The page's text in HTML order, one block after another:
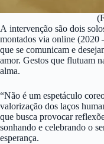
A intervenção são dois
montados via online (2020
que se comunicam e
amor. Gestos que flutuam
alma.
“Não é um espetáculo
valorização dos laços
que busca provocar
sonhando e celebrando o
esperança.